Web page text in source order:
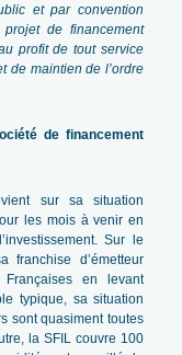
et par convention
de financement
profit de tout service
de maintien de l’ordre
de financement
sur sa situation
les mois à venir en
Sur le
franchise d’émetteur
en levant
typique, sa situation
sont quasiment toutes
la SFIL couvre 100